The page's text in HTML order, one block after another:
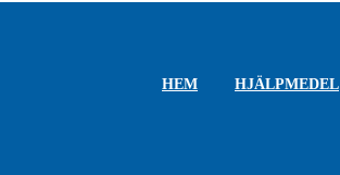
HEM HJÄLPMEDEL